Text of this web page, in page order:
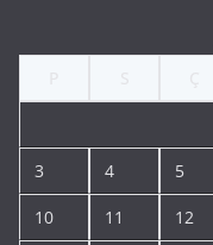
3 4 5
10 11 12